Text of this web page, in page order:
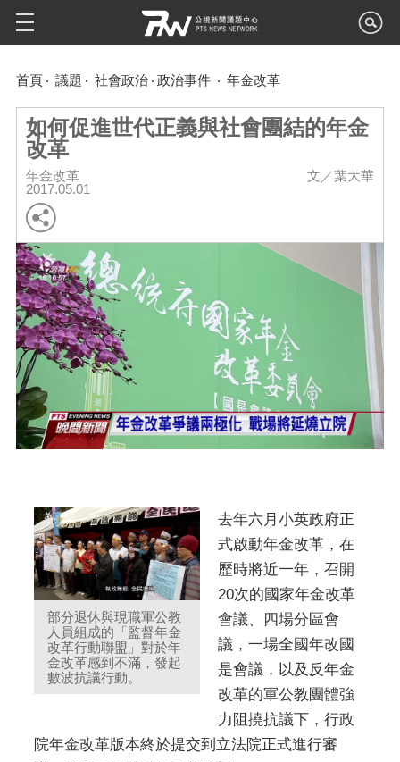
首頁 議題 社會政治 政治事件 年金改革
如何促進世代正義與社會團結的年金
改革
年金改革
2017.05.01
文／葉大華
部分退休與現職軍公教
人員組成的「監督年金
改革行動聯盟」對於年
金改革感到不滿，發起
數波抗議行動。
去年六月小英政府正
式啟動年金改革，在
歷時將近一年，召開
20次的國家年金改革
會議、四場分區會
議，一場全國年改國
是會議，以及反年金
改革的軍公教團體強
力阻撓抗議下，行政
院年金改革版本終於提交到立法院正式進行審